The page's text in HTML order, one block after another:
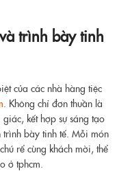
trình bày tinh
của các nhà hàng tiệc
. Không chỉ đơn thuần là
kết hợp sự sáng tạo
trình bày tinh tế. Mỗi món
rể cùng khách mời, thể
ở tphcm.